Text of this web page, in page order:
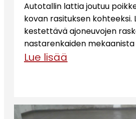
Autotallin lattia joutuu
kovan rasituksen kohteeksi.
kestettävä ajoneuvojen
nastarenkaiden mekaanista
Lue lisää